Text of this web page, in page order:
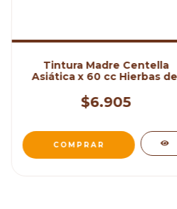
Tintura Madre Centella
Asiática x 60 cc Hierbas
$6.905